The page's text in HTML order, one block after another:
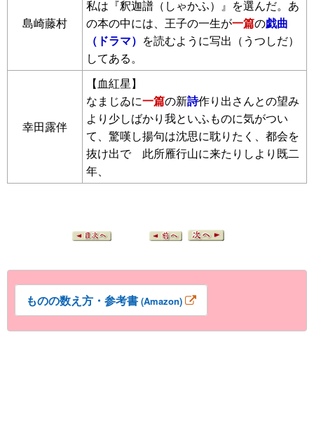
島崎藤村
私は『釈迦譜（しゃかふ）』を選んだ。あ
の本の中には、王子の一生が一篇の戯曲
（ドラマ） を読むように写出（うつしだ）
してある。
幸田露伴
【血紅星】
なまじゐに一篇の新詩作り出さんとの望み
より少しばかり我といふものに気がつい
て、驚嘆し揚句は沈思に耽りたく、都会を
抜け出でゝ此所雁行山に来たりしより既二
年、
ものの数え方・参考書 (Amazon)